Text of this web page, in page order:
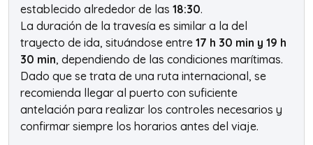
establecido alrededor de las 18:30.
La duración de la travesía es similar a la del
trayecto de ida, situándose entre 17 h 30 min y 19 h
30 min, dependiendo de las condiciones marítimas.
Dado que se trata de una ruta internacional, se
recomienda llegar al puerto con suficiente
antelación para realizar los controles necesarios y
confirmar siempre los horarios antes del viaje.